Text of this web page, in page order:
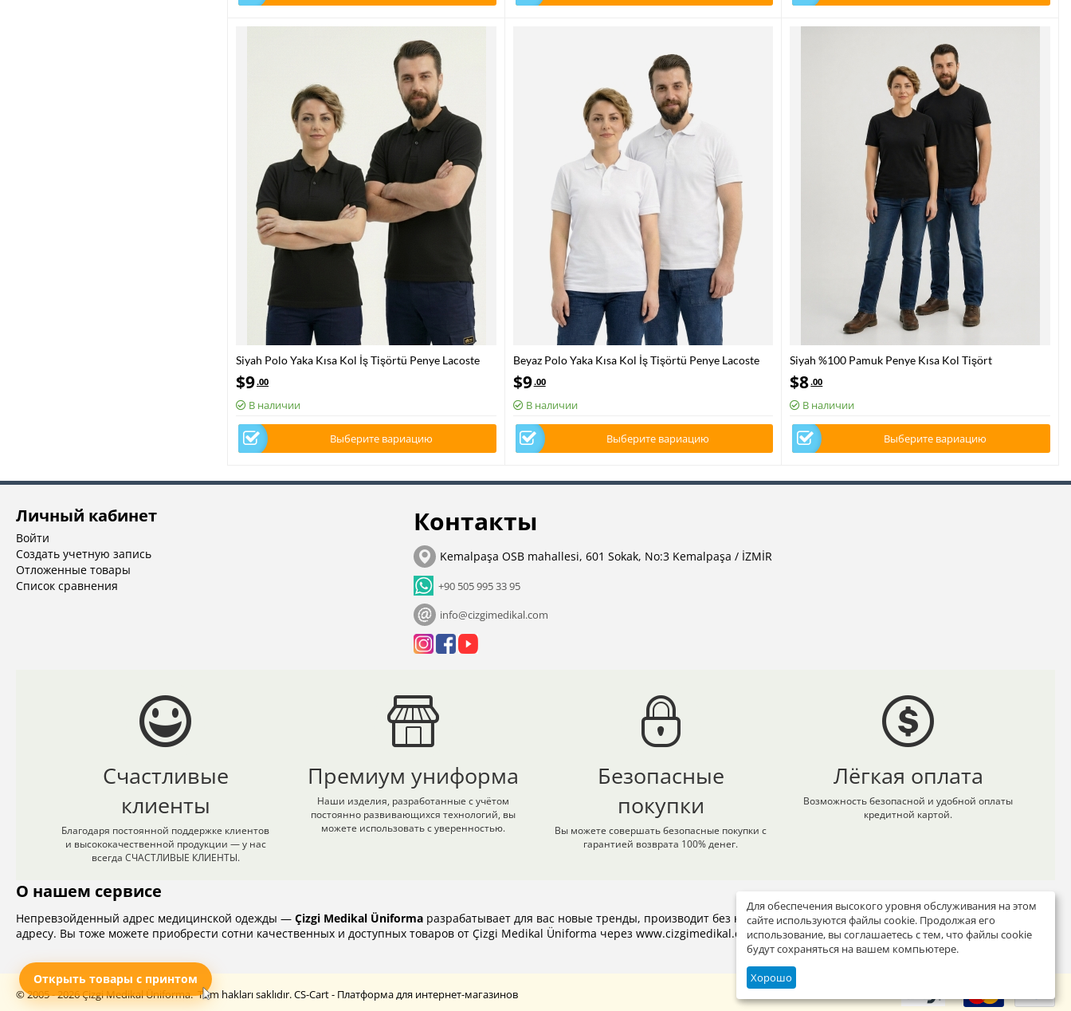
Siyah Polo Yaka Kısa Kol İş Tişörtü Penye Lacoste
Kumaş
$9.00
В наличии
Выберите вариацию
Beyaz Polo Yaka Kısa Kol İş Tişörtü Penye Lacoste
Kumaş
$9.00
В наличии
Выберите вариацию
Siyah %100 Pamuk Penye Kısa Kol Tişört
$8.00
В наличии
Выберите вариацию
Личный кабинет
Войти
Создать учетную запись
Отложенные товары
Список сравнения
Контакты
Kemalpaşa OSB mahallesi, 601 Sokak, No:3 Kemalpaşa / İZMİR
+90 505 995 33 95
info@cizgimedikal.com
Счастливые
клиенты
Благодаря постоянной поддержке клиентов
и высококачественной продукции — у нас
всегда СЧАСТЛИВЫЕ КЛИЕНТЫ.
Премиум униформа
Наши изделия, разработанные с учётом
постоянно развивающихся технологий, вы
можете использовать с уверенностью.
Безопасные
покупки
Вы можете совершать безопасные покупки с
гарантией возврата 100% денег.
Лёгкая оплата
Возможность безопасной и удобной оплаты
кредитной картой.
О нашем сервисе
Непревзойденный адрес медицинской одежды — Çizgi Medikal Üniforma разрабатывает для вас новые тренды, производит без компромиссов в качестве и доставляет прямо по вашему
адресу. Вы тоже можете приобрести сотни качественных и доступных товаров от Çizgi Medikal Üniforma через www.cizgimedikal.com.
© 2005 - 2026 Çizgi Medikal Üniforma. Tüm hakları saklıdır.CS-Cart - Платформа для интернет-магазинов
Открыть товары с принтом
Для обеспечения высокого уровня обслуживания на этом
сайте используются файлы cookie. Продолжая его
использование, вы соглашаетесь с тем, что файлы cookie
будут сохраняться на вашем компьютере.
Хорошо